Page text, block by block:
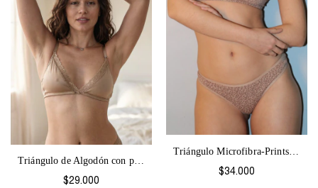
Triángulo de Algodón con puntilla Broder...
$29.000
Triángulo Microfibra-Prints G2
$34.000